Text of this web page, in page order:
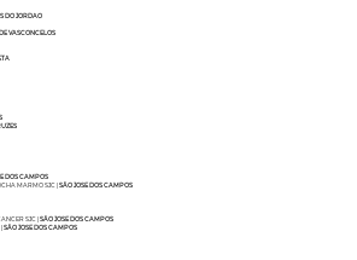
DO JORDAO
VASCONCELOS
DOS CAMPOS
MARMO SJC |SÃO JOSE DOS CAMPOS
SJC |SÃO JOSE DOS CAMPOS
|SÃO JOSE DOS CAMPOS